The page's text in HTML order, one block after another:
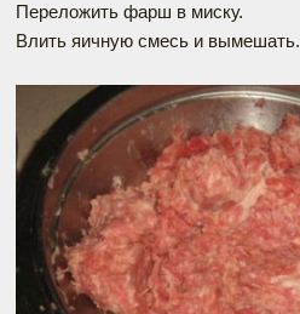
Переложить фарш в миску.
Влить яичную смесь и вымешать.